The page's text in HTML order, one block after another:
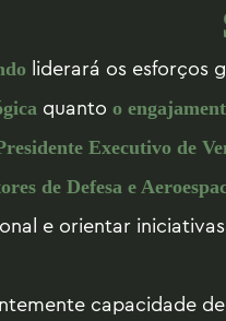
liderará os esforços
quanto o
Executivo de
de Defesa e
e orientar
capacidade